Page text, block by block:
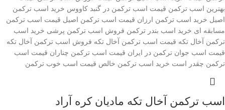
اسب ترکمن آخال تکه مادیان کره آراد